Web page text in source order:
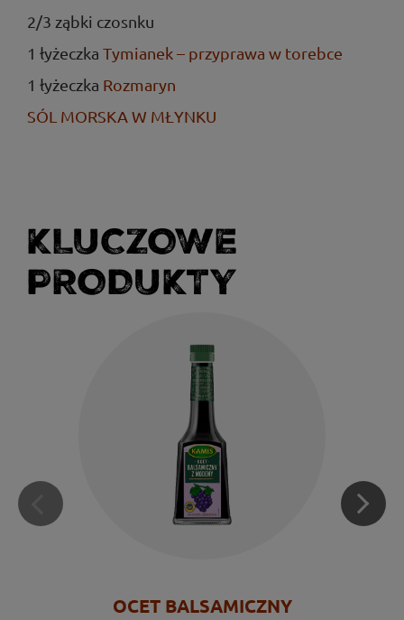
2/3 ząbki czosnku
1 łyżeczka Tymianek – przyprawa w torebce
1 łyżeczka Rozmaryn
SÓL MORSKA W MŁYNKU
KLUCZOWE
PRODUKTY
OCET BALSAMICZNY